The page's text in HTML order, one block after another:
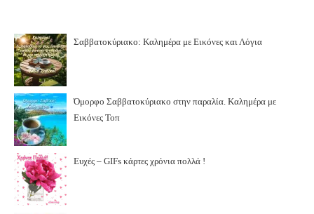
Σαββατοκύριακο: Καλημέρα με Εικόνες και Λόγια
Όμορφο Σαββατοκύριακο στην παραλία. Καλημέρα με
Εικόνες Τοπ
Ευχές – GIFs κάρτες χρόνια πολλά !